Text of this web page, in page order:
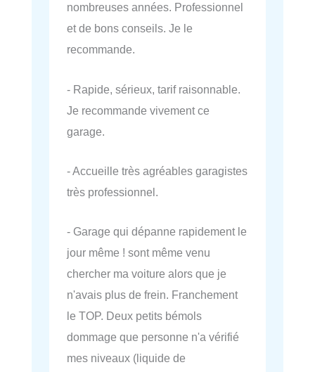
nombreuses années. Professionnel
et de bons conseils. Je le
recommande.
- Rapide, sérieux, tarif raisonnable.
Je recommande vivement ce
garage.
- Accueille très agréables garagistes
très professionnel.
- Garage qui dépanne rapidement le
jour même ! sont même venu
chercher ma voiture alors que je
n'avais plus de frein. Franchement
le TOP. Deux petits bémols
dommage que personne n'a vérifié
mes niveaux (liquide de